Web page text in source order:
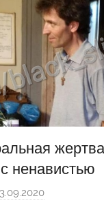
ненавистью